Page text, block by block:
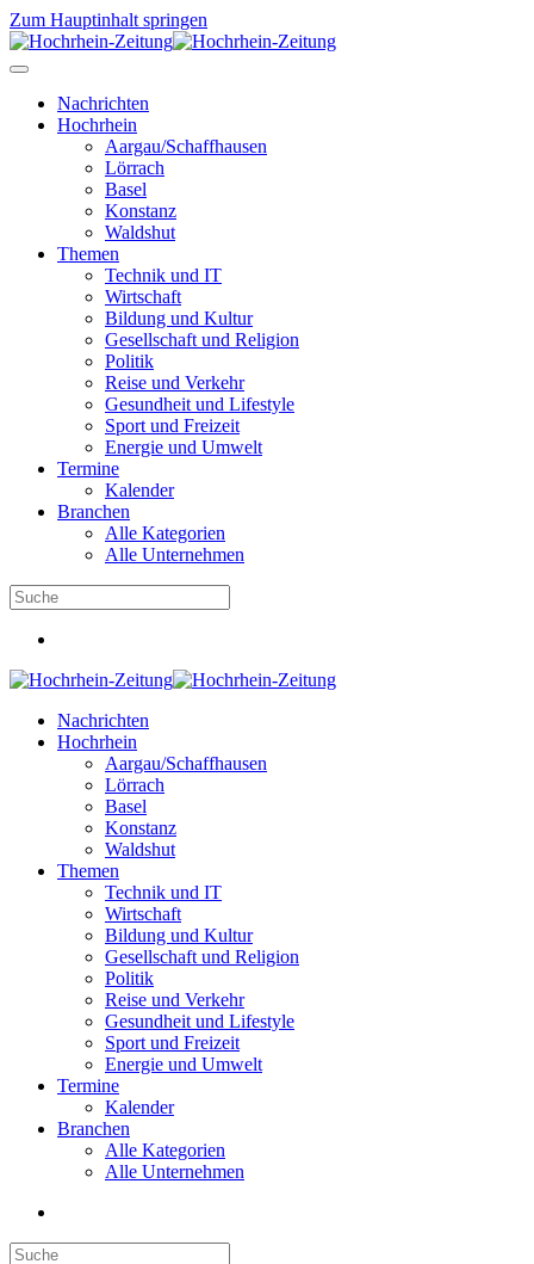
Zum Hauptinhalt springen
Nachrichten
Hochrhein
Aargau/Schaffhausen
Lörrach
Basel
Konstanz
Waldshut
Themen
Technik und IT
Wirtschaft
Bildung und Kultur
Gesellschaft und Religion
Politik
Reise und Verkehr
Gesundheit und Lifestyle
Sport und Freizeit
Energie und Umwelt
Termine
Kalender
Branchen
Alle Kategorien
Alle Unternehmen
Nachrichten
Hochrhein
Aargau/Schaffhausen
Lörrach
Basel
Konstanz
Waldshut
Themen
Technik und IT
Wirtschaft
Bildung und Kultur
Gesellschaft und Religion
Politik
Reise und Verkehr
Gesundheit und Lifestyle
Sport und Freizeit
Energie und Umwelt
Termine
Kalender
Branchen
Alle Kategorien
Alle Unternehmen